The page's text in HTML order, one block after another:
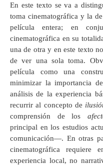
En este texto se va a
toma cinematográfica y la
película entera; en
cinematográfica en su
una de otra y en este texto
de ver una sola toma.
película como una
minimizar la importancia
análisis de la experiencia
recurrir al concepto de
comprensión de los
principal en los estudios
comunicación—. En otras
cinematográfica
experiencia local, no